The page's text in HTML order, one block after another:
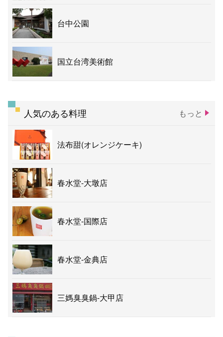
台中公園
国立台湾美術館
人気のある料理 もっと
法布甜(オレンジケーキ)
春水堂-大墩店
春水堂-国際店
春水堂-金典店
三媽臭臭鍋-大甲店